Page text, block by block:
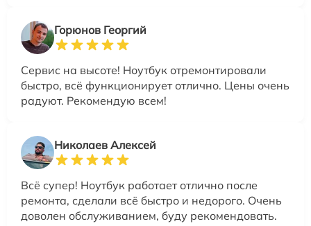
Горюнов Георгий
Сервис на высоте! Ноутбук отремонтировали
быстро, всё функционирует отлично. Цены очень
радуют. Рекомендую всем!
Николаев Алексей
Всё супер! Ноутбук работает отлично после
ремонта, сделали всё быстро и недорого. Очень
доволен обслуживанием, буду рекомендовать.